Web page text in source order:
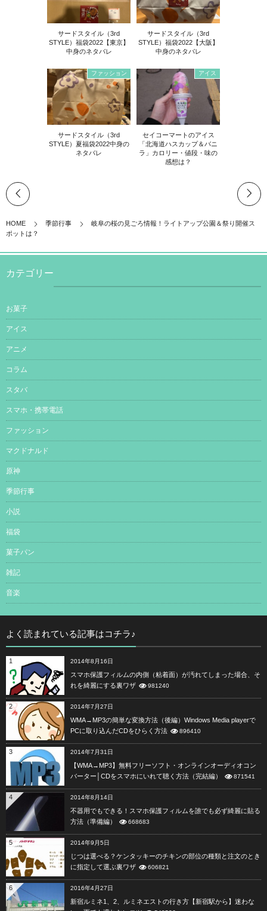
サードスタイル（3rd
STYLE）福袋2022【東京】
中身のネタバレ
サードスタイル（3rd
STYLE）福袋2022【大阪】
中身のネタバレ
ファッション
サードスタイル（3rd
STYLE）夏福袋2022中身の
ネタバレ
アイス
セイコーマートのアイス
「北海道ハスカップ＆バニ
ラ」カロリー・値段・味の
感想は？
HOME 季節行事
岐阜の桜の見ごろ情報！ライトアップ公園＆祭り開催ス
ポットは？
カテゴリー
お菓子
アイス
アニメ
コラム
スタバ
スマホ・携帯電話
ファッション
マクドナルド
原神
季節行事
小説
福袋
菓子パン
雑記
音楽
よく読まれている記事はコチラ♪
1 2014年8月16日
スマホ保護フィルムの内側（粘着面）が汚れてしまった場合、そ
れを綺麗にする裏ワザ
981240
2 2014年7月27日
WMA→MP3の簡単な変換方法（後編）Windows Media playerで
PCに取り込んだCDをひらく方法
896410
3 2014年7月31日
【WMA→MP3】無料フリーソフト・オンラインオーディオコン
バーター│CDをスマホにいれて聴く方法（完結編）
871541
4 2014年8月14日
不器用でもできる！スマホ保護フィルムを誰でも必ず綺麗に貼る
方法（準備編）
668683
5 2014年9月5日
じつは選べる？ケンタッキーのチキンの部位の種類と注文のとき
に指定して選ぶ裏ワザ
606821
6 2016年4月27日
新宿ルミネ1、2、ルミネエストの行き方【新宿駅から】迷わな